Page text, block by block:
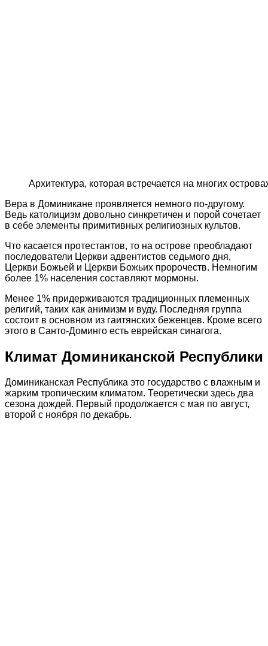
Архитектура, которая встречается на многих
Вера в Доминикане проявляется немного по-другому.
Ведь католицизм довольно синкретичен и порой сочетает
в себе элементы примитивных религиозных культов.
Что касается протестантов, то на острове преобладают
последователи Церкви адвентистов седьмого дня,
Церкви Божьей и Церкви Божьих пророчеств. Немногим
более 1% населения составляют мормоны.
Менее 1% придерживаются традиционных племенных
религий, таких как анимизм и вуду. Последняя группа
состоит в основном из гаитянских беженцев. Кроме всего
этого в Санто-Доминго есть еврейская синагога.
Климат Доминиканской Республики
Доминиканская Республика это государство с влажным и
жарким тропическим климатом. Теоретически здесь два
сезона дождей. Первый продолжается с мая по август,
второй с ноября по декабрь.